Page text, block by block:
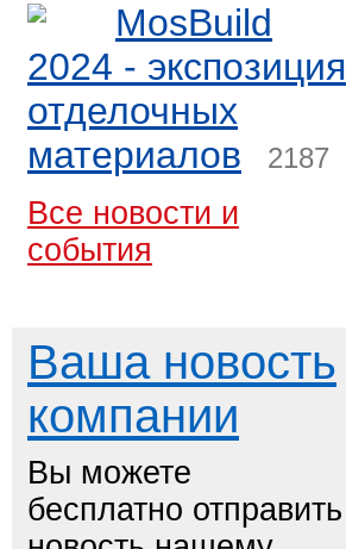
MosBuild
2024 - экспозиция
отделочных
материалов
2187
Все новости и
события
Ваша новость
компании
Вы можете
бесплатно отправить